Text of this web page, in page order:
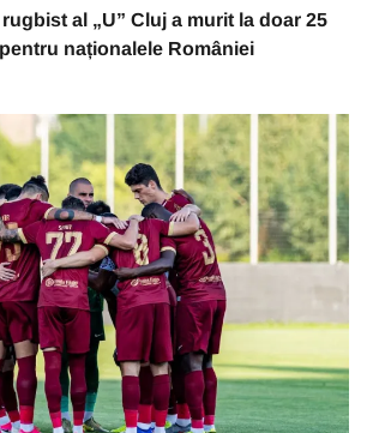
al „U” Cluj a murit la doar 25
naționalele României